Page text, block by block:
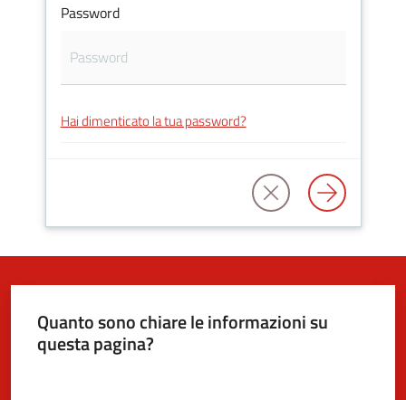
5x1000
argomenti
Password
Hai dimenticato la tua password?
Quanto sono chiare le informazioni su
questa pagina?